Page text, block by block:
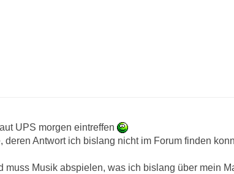
UPS morgen eintreffen
deren Antwort ich bislang nicht im Forum finden
muss Musik abspielen, was ich bislang über mein